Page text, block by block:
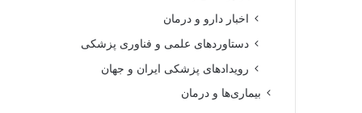
اخبار دارو و درمان
دستاوردهای علمی و فناوری پزشکی
رویدادهای پزشکی ایران و جهان
بیماری‌ها و درمان